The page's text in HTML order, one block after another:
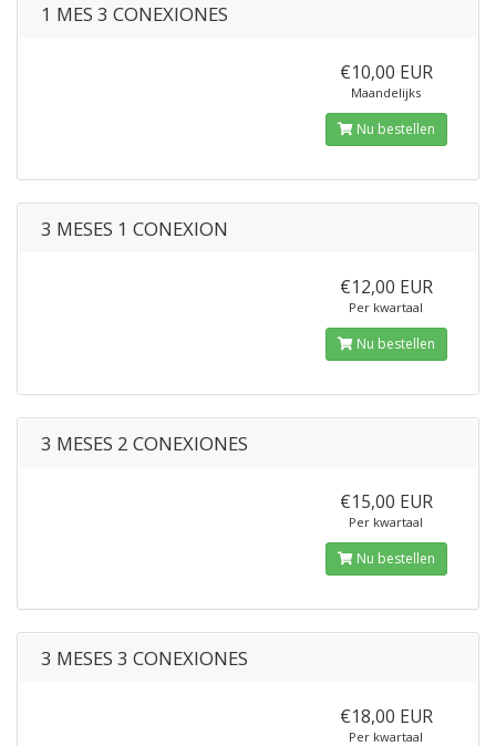
1 MES 3 CONEXIONES
€10,00 EUR
Maandelijks
Nu bestellen
3 MESES 1 CONEXION
€12,00 EUR
Per kwartaal
Nu bestellen
3 MESES 2 CONEXIONES
€15,00 EUR
Per kwartaal
Nu bestellen
3 MESES 3 CONEXIONES
€18,00 EUR
Per kwartaal